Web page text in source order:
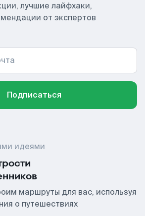
лучшие лайфхаки,
от экспертов
Подписаться
идеями
маршруты для вас, используя
о путешествиях